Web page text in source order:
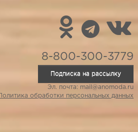
8-800-300-3779
Подписка на рассылку
Эл. почта: mail@anomoda.ru
Политика обработки персональных данных